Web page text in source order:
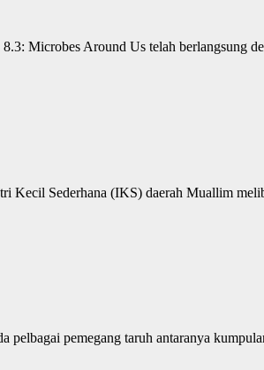
Microbes Around Us telah berlangsung
Kecil Sederhana (IKS) daerah Muallim
pemegang taruh antaranya